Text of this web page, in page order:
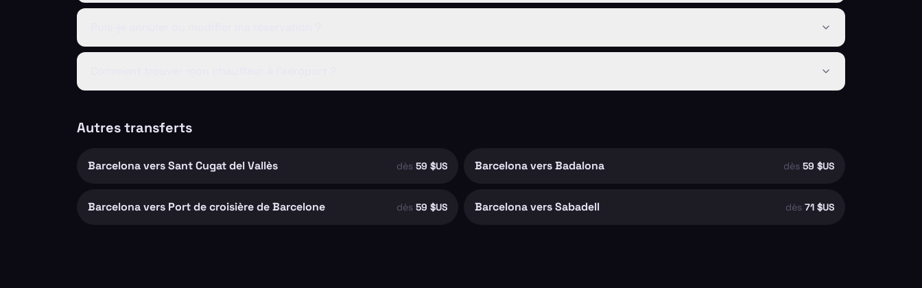
Autres transferts
Barcelona vers Sant Cugat del Vallès dès 59 $US Barcelona vers Badalona dès 59 $US
Barcelona vers Port de croisière de Barcelone dès 59 $US Barcelona vers Sabadell dès 71 $US